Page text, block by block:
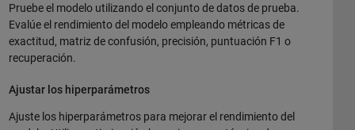
Pruebe el modelo utilizando el conjunto de datos de prueba.
Evalúe el rendimiento del modelo empleando métricas de
exactitud, matriz de confusión, precisión, puntuación F1 o
recuperación.
Ajustar los hiperparámetros
Ajuste los hiperparámetros para mejorar el rendimiento del